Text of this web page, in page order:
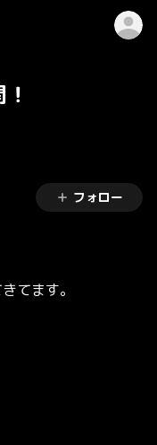
フォロー
てます。